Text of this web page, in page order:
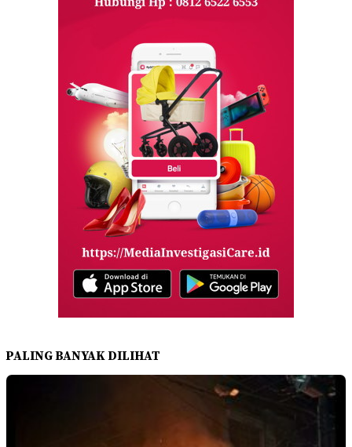
PALING BANYAK DILIHAT